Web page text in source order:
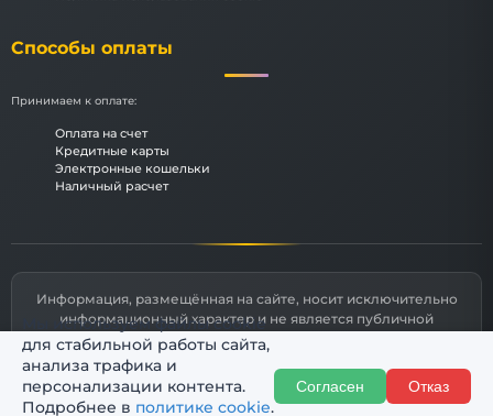
Способы оплаты
Принимаем к оплате:
Оплата на счет
Кредитные карты
Электронные кошельки
Наличный расчет
Информация, размещённая на сайте, носит исключительно
информационный характер и не является публичной
офертой, определяемой статьями 435 и 437 Гражданского
© 2026 Комфорт174
Мы используем файлы cookie
для стабильной работы сайта,
анализа трафика и
персонализации контента.
Подробнее в политике cookie.
Согласен Отказ